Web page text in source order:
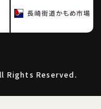
Rights Reserved.